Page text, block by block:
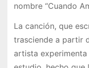
nombre “Cuando
La canción, que
trasciende a partir
artista